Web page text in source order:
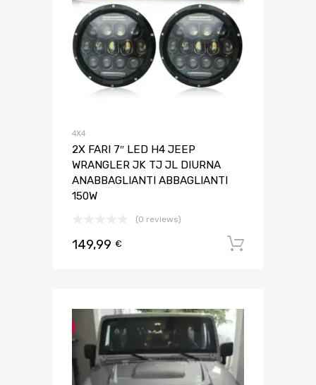
4X4
2X FARI 7″ LED H4 JEEP
WRANGLER JK TJ JL DIURNA
ANABBAGLIANTI ABBAGLIANTI
150W
(0 reviews)
149,99 €